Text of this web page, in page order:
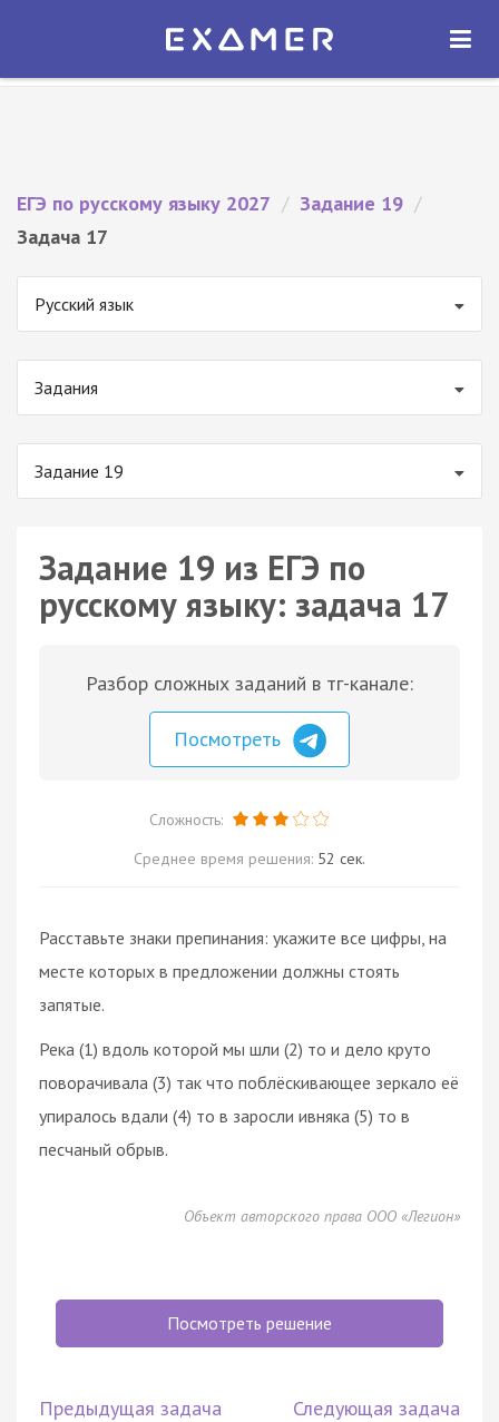
Экзамер — ЕГЭ 2027
ОТКРЫТЬ
ЕГЭ по русскому языку 2027 / Задание 19 /
Задача 17
Русский язык
Задания
Задание 19
Задание 19 из ЕГЭ по
русскому языку: задача 17
Разбор сложных заданий в тг-канале:
Посмотреть
Сложность:
Среднее время решения: 52 сек.
Расставьте знаки препинания: укажите все цифры, на
месте которых в предложении должны стоять
запятые.
Река (1) вдоль которой мы шли (2) то и дело круто
поворачивала (3) так что поблёскивающее зеркало её
упиралось вдали (4) то в заросли ивняка (5) то в
песчаный обрыв.
Объект авторского права ООО «Легион»
Посмотреть решение
Предыдущая задача Следующая задача